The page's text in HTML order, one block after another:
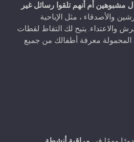
مشبوهين أم أنهم تلقوا رسائل غير
والأصدقاء ، مثل الإباحية
والاعتداء. يتيح لك التقاط لقطات
معرفة أطفالك من جميع